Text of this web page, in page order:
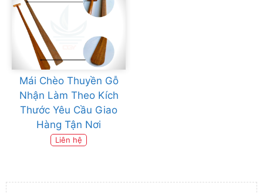
Mái Chèo Thuyền Gỗ
Nhận Làm Theo Kích
Thước Yêu Cầu Giao
Hàng Tận Nơi
Liên hệ